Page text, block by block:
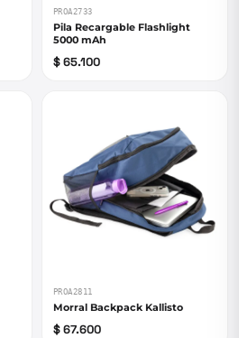
PROA2733
Pila Recargable Flashlight
5000 mAh
$ 65.100
PROA2811
Morral Backpack Kallisto
$ 67.600